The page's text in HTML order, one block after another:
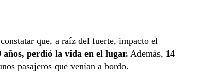
que, a raíz del fuerte, impacto el
años, perdió la vida en el lugar. Además, 14
pasajeros que venían a bordo.